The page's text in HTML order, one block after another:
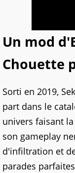
Un mod
Chouette
Sorti en 2019,
part dans le
univers faisant
son gameplay
d'infiltration et
parades